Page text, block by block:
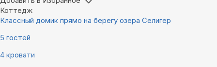
Коттедж
Классный домик прямо на берегу озера Селигер
5 гостей
4 кровати